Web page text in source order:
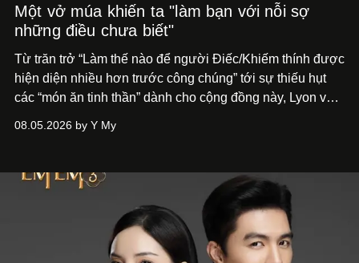
Một vở múa khiến ta "làm bạn với nỗi sợ
những điều chưa biết"
Từ trăn trở “Làm thế nào để người Điếc/Khiếm thính được
hiện diện nhiều hơn trước công chúng” tới sự thiếu hụt
các “món ăn tinh thần” dành cho cộng đồng này, Lyon và
phẩm múa đương đại thành hiện thực, mang tên Lắng
08.05.2026 by Y My